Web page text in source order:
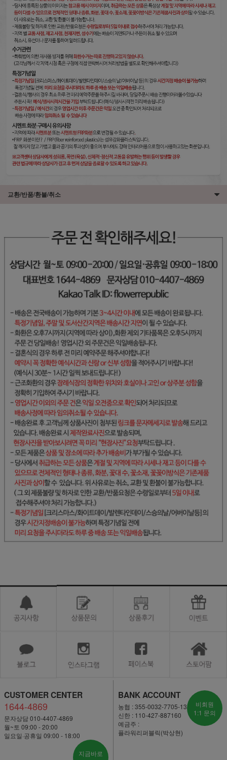
교환/반품/환불/취소
CUSTOMER CENTER
1644-4869
문자상담 010-4407-4869
월~토 09:00 - 20:00
일요일·공휴일 09:00 - 18:00
지금바로
BANK ACCOUNT
농협 : 355-0032-7705-13
신한 : 110-427-887160
예금주 :
플라워리퍼블릭(박상현)
비회원
1:1 문의